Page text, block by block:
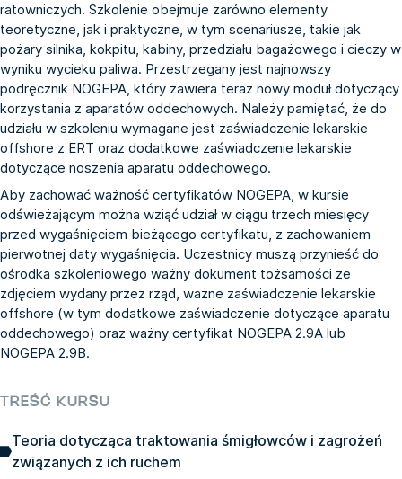
ratowniczych. Szkolenie obejmuje zarówno elementy
teoretyczne, jak i praktyczne, w tym scenariusze, takie jak
pożary silnika, kokpitu, kabiny, przedziału bagażowego i cieczy w
wyniku wycieku paliwa. Przestrzegany jest najnowszy
podręcznik NOGEPA, który zawiera teraz nowy moduł dotyczący
korzystania z aparatów oddechowych. Należy pamiętać, że do
udziału w szkoleniu wymagane jest zaświadczenie lekarskie
offshore z ERT oraz dodatkowe zaświadczenie lekarskie
dotyczące noszenia aparatu oddechowego.
Aby zachować ważność certyfikatów NOGEPA, w kursie
odświeżającym można wziąć udział w ciągu trzech miesięcy
przed wygaśnięciem bieżącego certyfikatu, z zachowaniem
pierwotnej daty wygaśnięcia. Uczestnicy muszą przynieść do
ośrodka szkoleniowego ważny dokument tożsamości ze
zdjęciem wydany przez rząd, ważne zaświadczenie lekarskie
offshore (w tym dodatkowe zaświadczenie dotyczące aparatu
oddechowego) oraz ważny certyfikat NOGEPA 2.9A lub
NOGEPA 2.9B.
TREŚĆ KURSU
Teoria dotycząca traktowania śmigłowców i zagrożeń
związanych z ich ruchem